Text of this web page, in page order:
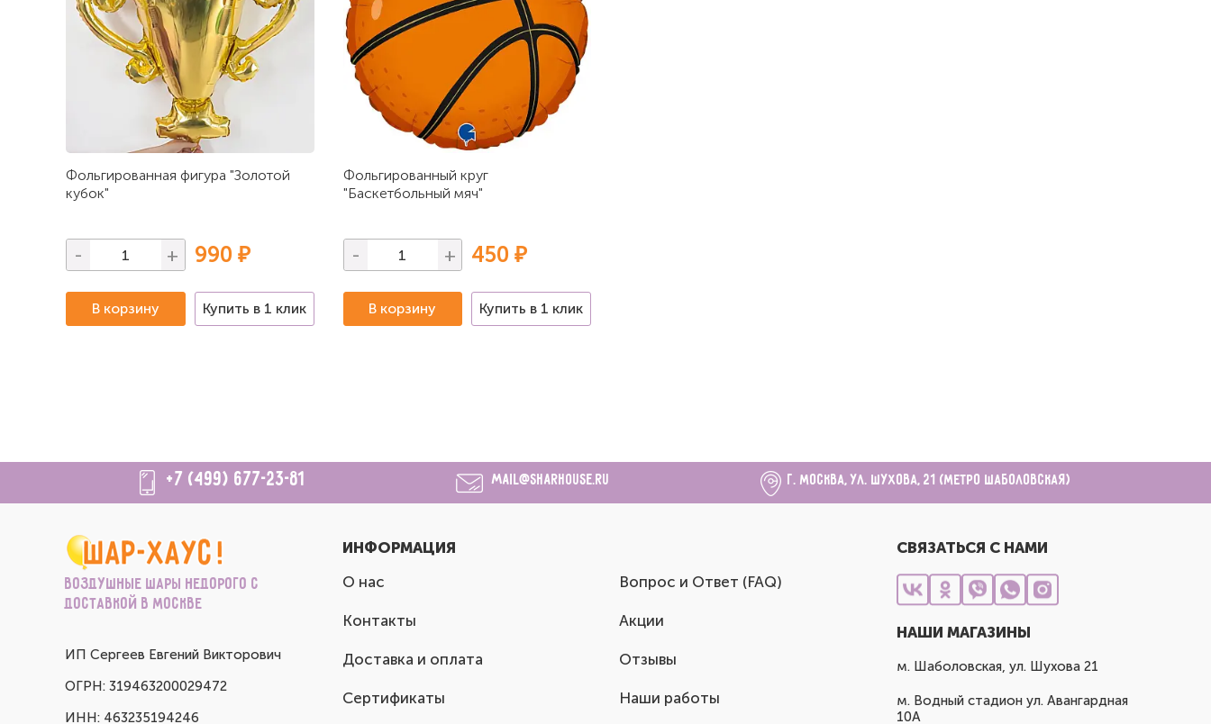
Фольгированная фигура "Золотой
кубок"
- + 990 ₽
В корзину Купить в 1 клик
Фольгированный круг
"Баскетбольный мяч"
- + 450 ₽
В корзину Купить в 1 клик
+7 (499) 677-23-81 mail@sharhouse.ru г. Москва, ул. Шухова, 21 (метро Шаболовская)
Воздушные шары недорого с
доставкой в Москве
ИП Сергеев Евгений Викторович
ОГРН: 319463200029472
ИНН: 463235194246
ИНФОРМАЦИЯ
О нас
Контакты
Доставка и оплата
Сертификаты
Вопрос и Ответ (FAQ)
Акции
Отзывы
Наши работы
СВЯЗАТЬСЯ С НАМИ
НАШИ МАГАЗИНЫ
м. Шаболовская, ул. Шухова 21
м. Водный стадион ул. Авангардная
10А